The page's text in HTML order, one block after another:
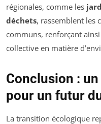
régionales, comme les
déchets, rassemblent les
communs, renforçant
collective en matière
Conclusion : un
pour un futur
La transition écologique